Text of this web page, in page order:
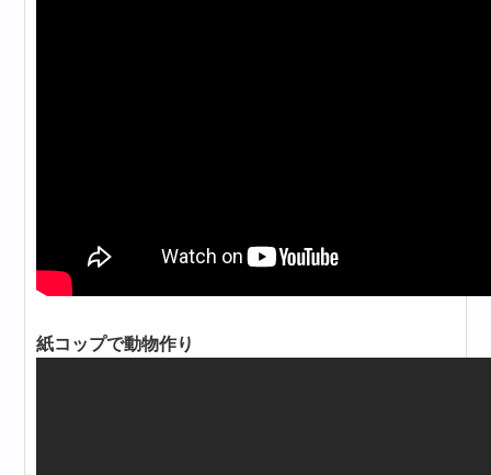
紙コップで動物作り